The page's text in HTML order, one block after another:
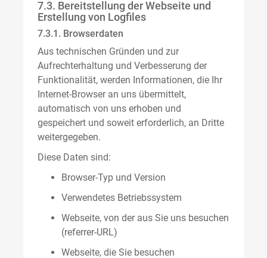
7.3. Bereitstellung der Webseite und
Erstellung von Logfiles
7.3.1. Browserdaten
Aus technischen Gründen und zur
Aufrechterhaltung und Verbesserung der
Funktionalität, werden Informationen, die Ihr
Internet-Browser an uns übermittelt,
automatisch von uns erhoben und
gespeichert und soweit erforderlich, an Dritte
weitergegeben.
Diese Daten sind:
Browser-Typ und Version
Verwendetes Betriebssystem
Webseite, von der aus Sie uns besuchen
(referrer-URL)
Webseite, die Sie besuchen